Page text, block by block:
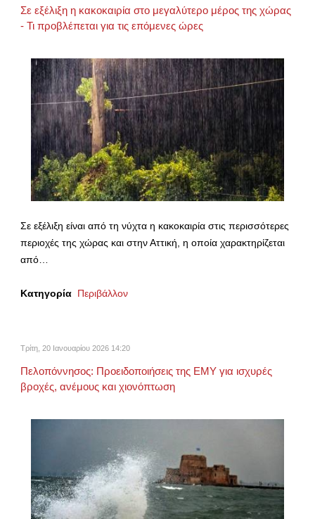
Σε εξέλιξη η κακοκαιρία στο μεγαλύτερο μέρος της χώρας
- Τι προβλέπεται για τις επόμενες ώρες
Σε εξέλιξη είναι από τη νύχτα η κακοκαιρία στις περισσότερες
περιοχές της χώρας και στην Αττική, η οποία χαρακτηρίζεται
από…
Κατηγορία Περιβάλλον
Τρίτη, 20 Ιανουαρίου 2026 14:20
Πελοπόννησος: Προειδοποιήσεις της ΕΜΥ για ισχυρές
βροχές, ανέμους και χιονόπτωση